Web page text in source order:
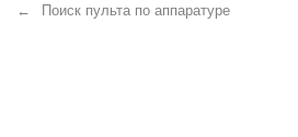
Поиск пульта по аппаратуре